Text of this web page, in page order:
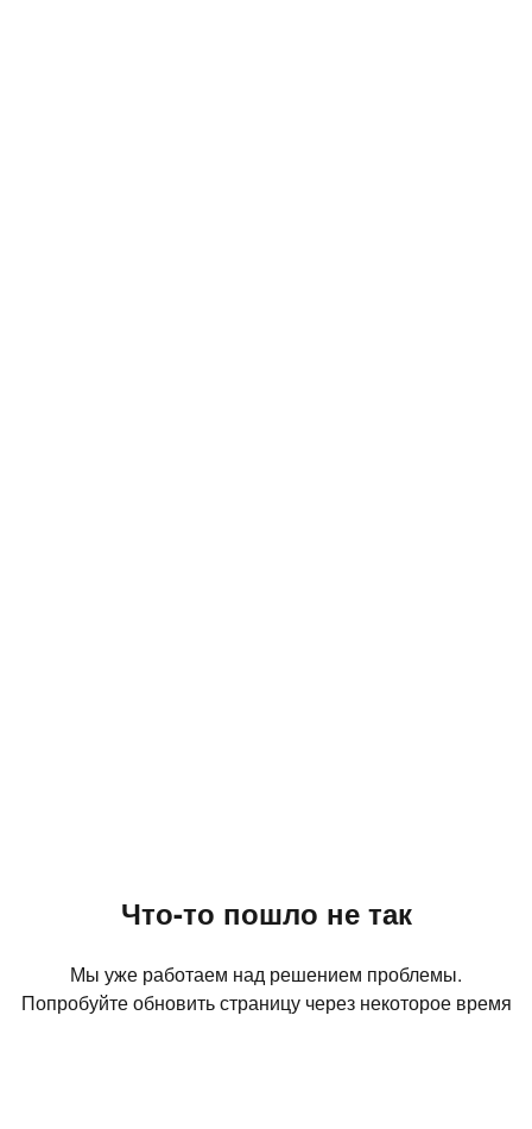
Что-то пошло не так
Мы уже работаем над решением проблемы.
Попробуйте обновить страницу через некоторое время